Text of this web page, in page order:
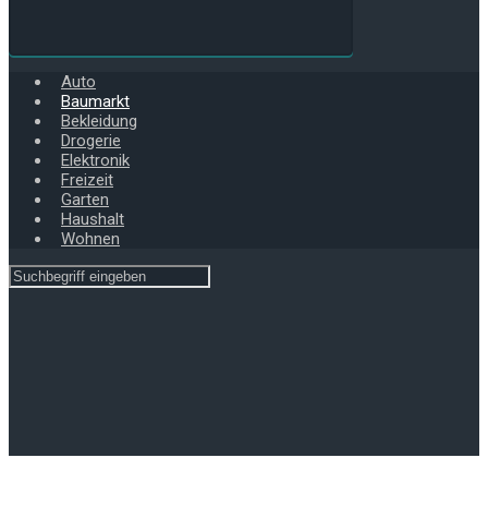
Auto
Baumarkt
Bekleidung
Drogerie
Elektronik
Freizeit
Garten
Haushalt
Wohnen